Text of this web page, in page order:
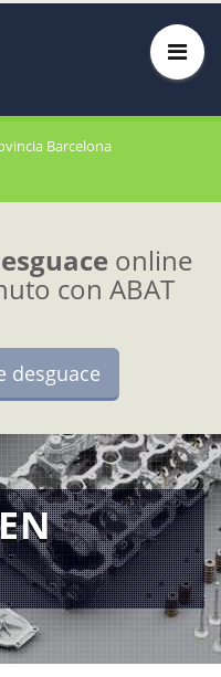
Barcelona
online
con ABAT
desguace